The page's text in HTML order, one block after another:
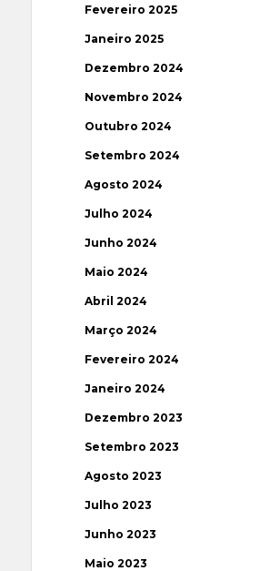
Fevereiro 2025
Janeiro 2025
Dezembro 2024
Novembro 2024
Outubro 2024
Setembro 2024
Agosto 2024
Julho 2024
Junho 2024
Maio 2024
Abril 2024
Março 2024
Fevereiro 2024
Janeiro 2024
Dezembro 2023
Setembro 2023
Agosto 2023
Julho 2023
Junho 2023
Maio 2023